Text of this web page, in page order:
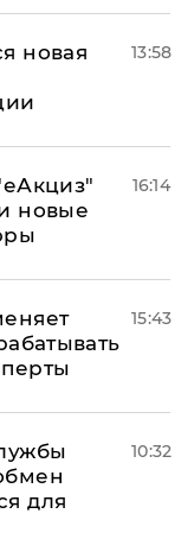
новая
13:58
новые
16:14
15:43
для
10:32